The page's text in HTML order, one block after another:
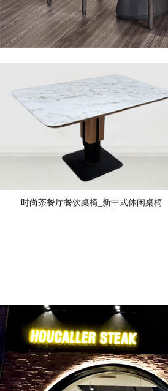
时尚茶餐厅餐饮桌椅_新中式休闲桌椅